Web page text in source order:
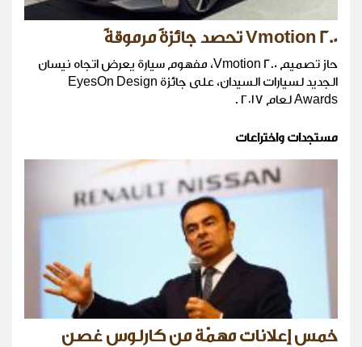
Vmotion 2.0 تحصد جائزةً مرموقةً
حاز تصميم Vmotion 2.0، مفهوم سيارة يعرض اتجاه نيسان
الجديد لسيارات السيدان، على جائزة EyesOn Design
Awards لعام ٢٠١٧ .
مستجدات واختراعات
خمس إعلانات مهمّة من كارلوس غصن